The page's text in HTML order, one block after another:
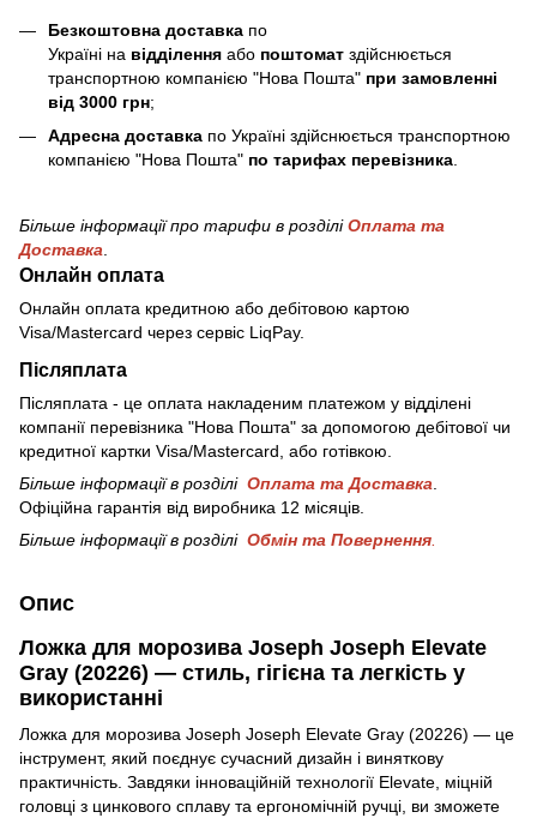
Безкоштовна доставка по
Україні на відділення або поштомат здійснюється
транспортною компанією "Нова Пошта" при замовленні
від 3000 грн;
Адресна доставка по Україні здійснюється транспортною
компанією "Нова Пошта" по тарифах перевізника
Більше інформації про тарифи в розділіОплата та
Доставка.
Онлайн оплата
Онлайн оплата кредитною або дебітовою картою
Visa/Mastercard через сервіс LiqPay.
Післяплата
Післяплата - це оплата накладеним платежом у відділені
компанії перевізника "Нова Пошта" за допомогою дебітової чи
кредитної картки Visa/Mastercard, або готівкою.
Більше інформації в розділі Оплата та Доставка
Офіційна гарантія від виробника 12 місяців.
Більше інформації в розділі Обмін та Повернення
Опис
Ложка для морозива Joseph Joseph Elevate
Gray (20226) — стиль, гігієна та легкість у
використанні
Ложка для морозива Joseph Joseph Elevate Gray (20226) — це
інструмент, який поєднує сучасний дизайн і виняткову
практичність. Завдяки інноваційній технології Elevate, міцній
головці з цинкового сплаву та ергономічній ручці, ви зможете